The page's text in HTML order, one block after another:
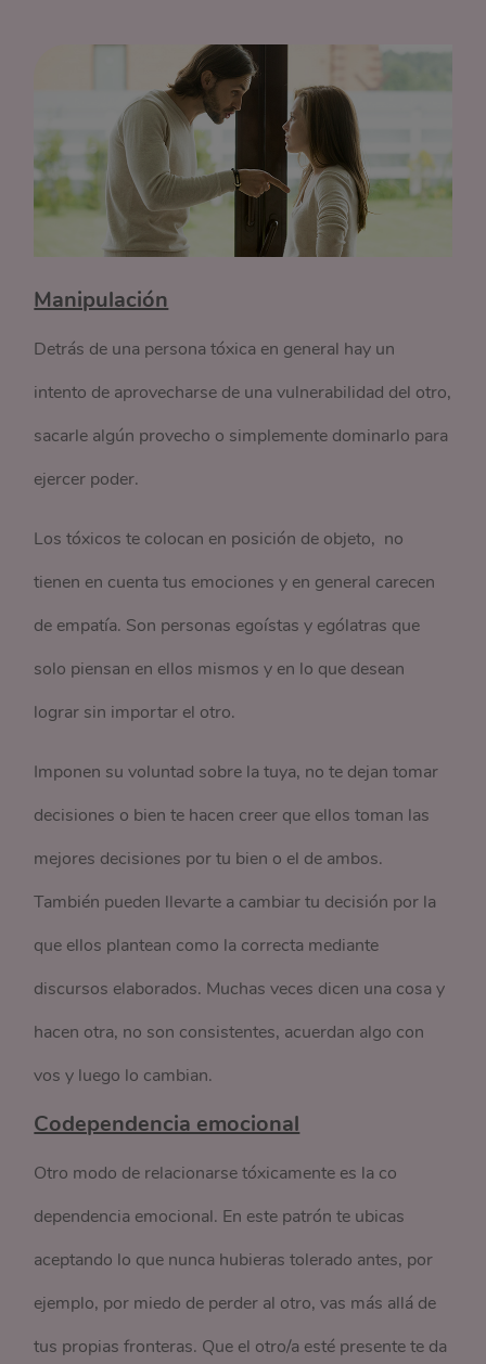
Manipulación
Detrás de una persona tóxica en general hay un
intento de aprovecharse de una vulnerabilidad del otro,
sacarle algún provecho o simplemente dominarlo para
ejercer poder.
Los tóxicos te colocan en posición de objeto, no
tienen en cuenta tus emociones y en general carecen
de empatía. Son personas egoístas y ególatras que
solo piensan en ellos mismos y en lo que desean
lograr sin importar el otro.
Imponen su voluntad sobre la tuya, no te dejan tomar
decisiones o bien te hacen creer que ellos toman las
mejores decisiones por tu bien o el de ambos.
También pueden llevarte a cambiar tu decisión por la
que ellos plantean como la correcta mediante
discursos elaborados. Muchas veces dicen una cosa y
hacen otra, no son consistentes, acuerdan algo con
vos y luego lo cambian.
Codependencia emocional
Otro modo de relacionarse tóxicamente es la co
dependencia emocional. En este patrón te ubicas
aceptando lo que nunca hubieras tolerado antes, por
ejemplo, por miedo de perder al otro, vas más allá de
tus propias fronteras. Que el otro/a esté presente te da